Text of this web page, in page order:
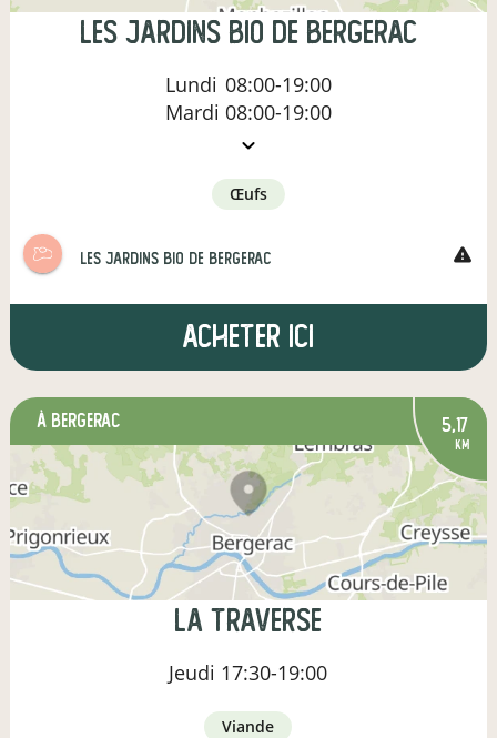
les jardins bio de bergerac
Lundi 08:00-19:00
Mardi 08:00-19:00
œufs
les jardins bio de bergerac warning
Acheter ici
à Bergerac 5,17
km
La Traverse
Jeudi 17:30-19:00
viande